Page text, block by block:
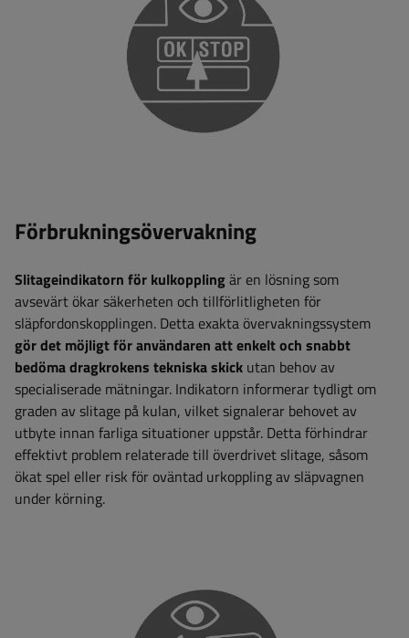
Förbrukningsövervakning
Slitageindikatorn för kulkopplingär en lösning som
avsevärt ökar säkerheten och tillförlitligheten för
släpfordonskopplingen. Detta exakta övervakningssystem
gör det möjligt för användaren att enkelt och snabbt
bedöma dragkrokens tekniska skick utan behov av
specialiserade mätningar. Indikatorn informerar tydligt om
graden av slitage på kulan, vilket signalerar behovet av
utbyte innan farliga situationer uppstår. Detta förhindrar
effektivt problem relaterade till överdrivet slitage, såsom
ökat spel eller risk för oväntad urkoppling av släpvagnen
under körning.